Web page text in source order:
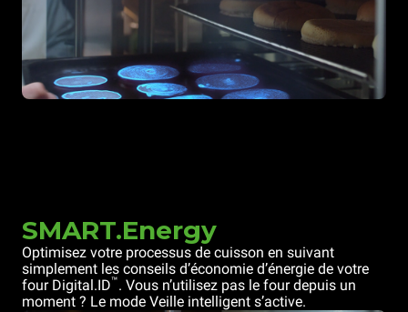
SMART.Energy
Optimisez votre processus de cuisson en suivant
simplement les conseils d’économie d’énergie de votre
four Digital.ID™. Vous n’utilisez pas le four depuis un
moment ? Le mode Veille intelligent s’active.